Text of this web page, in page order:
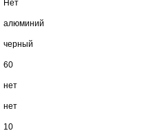
Нет
алюминий
черный
60
нет
нет
10